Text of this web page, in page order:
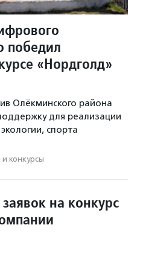
победил
«Нордголд»
Олёкминского района
для реализации
спорта
и конкурсы
на конкурс